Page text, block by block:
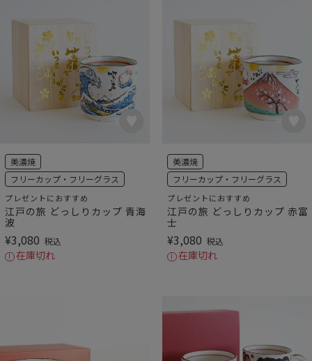
美濃焼
フリーカップ・フリーグラス
プレゼントにおすすめ
江戸の旅 どっしりカップ 青海
波
¥3,080 税込
在庫切れ
美濃焼
フリーカップ・フリーグラス
プレゼントにおすすめ
江戸の旅 どっしりカップ 赤富
士
¥3,080 税込
在庫切れ